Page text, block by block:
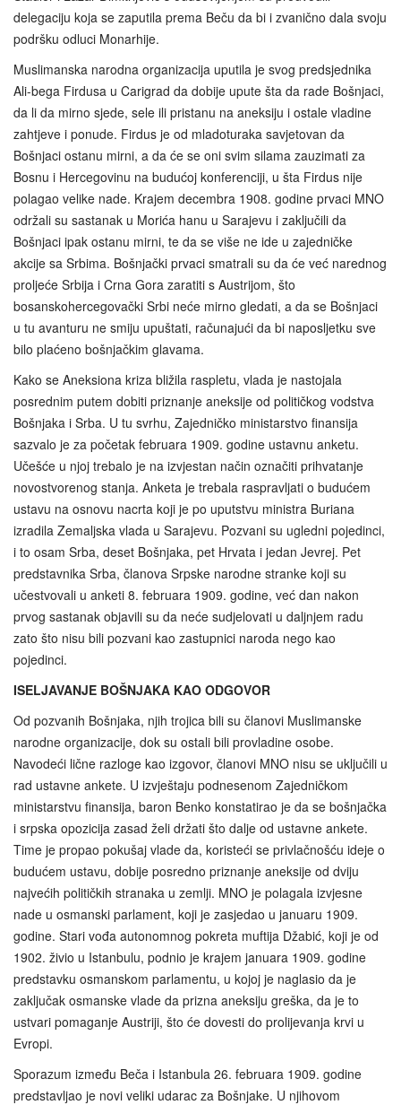
delegaciju koja se zaputila prema Beču da bi i zvanično dala svoju
podršku odluci Monarhije.
Muslimanska narodna organizacija uputila je svog predsjednika
Ali-bega Firdusa u Carigrad da dobije upute šta da rade Bošnjaci,
da li da mirno sjede, sele ili pristanu na aneksiju i ostale vladine
zahtjeve i ponude. Firdus je od mladoturaka savjetovan da
Bošnjaci ostanu mirni, a da će se oni svim silama zauzimati za
Bosnu i Hercegovinu na budućoj konferenciji, u šta Firdus nije
polagao velike nade. Krajem decembra 1908. godine prvaci MNO
održali su sastanak u Morića hanu u Sarajevu i zaključili da
Bošnjaci ipak ostanu mirni, te da se više ne ide u zajedničke
akcije sa Srbima. Bošnjački prvaci smatrali su da će već narednog
proljeće Srbija i Crna Gora zaratiti s Austrijom, što
bosanskohercegovački Srbi neće mirno gledati, a da se Bošnjaci
u tu avanturu ne smiju upuštati, računajući da bi naposljetku sve
bilo plaćeno bošnjačkim glavama.
Kako se Aneksiona kriza bližila raspletu, vlada je nastojala
posrednim putem dobiti priznanje aneksije od političkog vodstva
Bošnjaka i Srba. U tu svrhu, Zajedničko ministarstvo finansija
sazvalo je za početak februara 1909. godine ustavnu anketu.
Učešće u njoj trebalo je na izvjestan način označiti prihvatanje
novostvorenog stanja. Anketa je trebala raspravljati o budućem
ustavu na osnovu nacrta koji je po uputstvu ministra Buriana
izradila Zemaljska vlada u Sarajevu. Pozvani su ugledni pojedinci,
i to osam Srba, deset Bošnjaka, pet Hrvata i jedan Jevrej. Pet
predstavnika Srba, članova Srpske narodne stranke koji su
učestvovali u anketi 8. februara 1909. godine, već dan nakon
prvog sastanak objavili su da neće sudjelovati u daljnjem radu
zato što nisu bili pozvani kao zastupnici naroda nego kao
pojedinci.
ISELJAVANJE BOŠNJAKA KAO ODGOVOR
Od pozvanih Bošnjaka, njih trojica bili su članovi Muslimanske
narodne organizacije, dok su ostali bili provladine osobe.
Navodeći lične razloge kao izgovor, članovi MNO nisu se uključili u
rad ustavne ankete. U izvještaju podnesenom Zajedničkom
ministarstvu finansija, baron Benko konstatirao je da se bošnjačka
i srpska opozicija zasad želi držati što dalje od ustavne ankete.
Time je propao pokušaj vlade da, koristeći se privlačnošću ideje o
budućem ustavu, dobije posredno priznanje aneksije od dviju
najvećih političkih stranaka u zemlji. MNO je polagala izvjesne
nade u osmanski parlament, koji je zasjedao u januaru 1909.
godine. Stari vođa autonomnog pokreta muftija Džabić, koji je od
1902. živio u Istanbulu, podnio je krajem januara 1909. godine
predstavku osmanskom parlamentu, u kojoj je naglasio da je
zaključak osmanske vlade da prizna aneksiju greška, da je to
ustvari pomaganje Austriji, što će dovesti do prolijevanja krvi u
Evropi.
Sporazum između Beča i Istanbula 26. februara 1909. godine
predstavljao je novi veliki udarac za Bošnjake. U njihovom